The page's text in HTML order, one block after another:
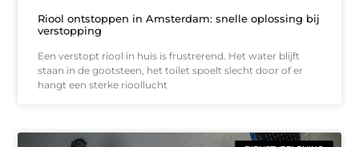
Riool ontstoppen in Amsterdam: snelle oplossing bij
verstopping
Een verstopt riool in huis is frustrerend. Het water blijft
staan in de gootsteen, het toilet spoelt slecht door of er
hangt een sterke rioollucht